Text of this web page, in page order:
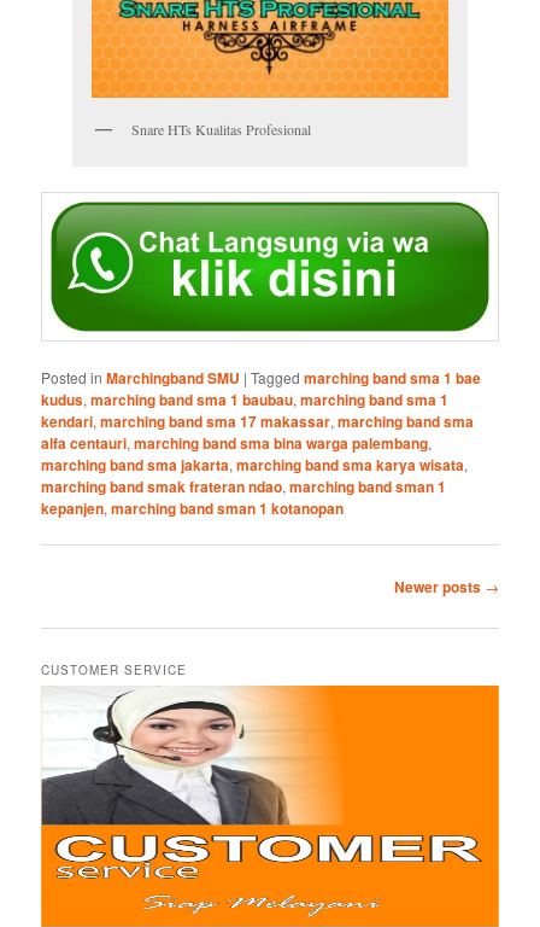
Snare HTs Kualitas Profesional
Posted in Marchingband SMU |Tagged marching band sma 1 bae
kudus,marching band sma 1 baubau,marching band sma 1
kendari,marching band sma 17 makassar,marching band sma
alfa centauri,marching band sma bina warga palembang,
marching band sma jakarta,marching band sma karya wisata,
marching band smak frateran ndao,marching band sman 1
kepanjen,marching band sman 1 kotanopan
Newer posts →
CUSTOMER SERVICE